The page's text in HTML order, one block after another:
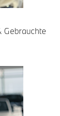
Gebrauchte